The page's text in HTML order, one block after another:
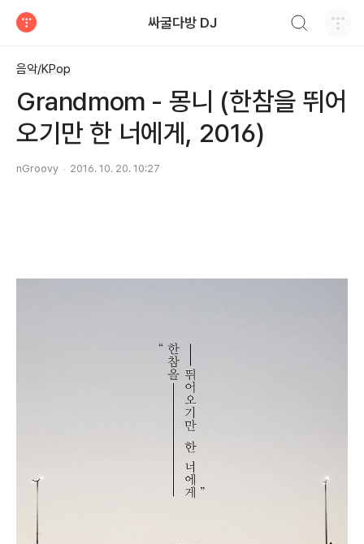
싸굴다방 DJ
음악/KPop
Grandmom - 몽니 (한참을 뛰어
오기만 한 너에게, 2016)
nGroovy 2016. 10. 20. 10:27